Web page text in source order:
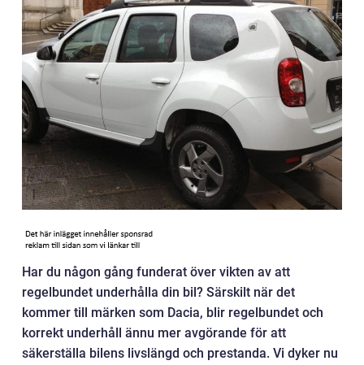
Har du någon gång funderat över vikten av att
regelbundet underhålla din bil? Särskilt när det
kommer till märken som Dacia, blir regelbundet och
korrekt underhåll ännu mer avgörande för att
säkerställa bilens livslängd och prestanda. Vi dyker nu